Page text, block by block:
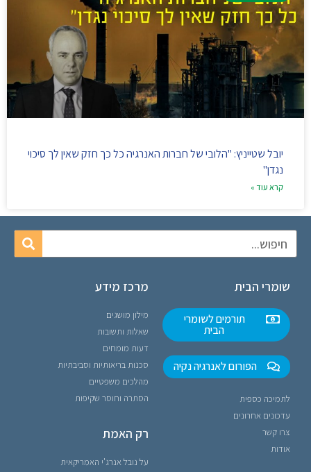
יובל שטייניץ: "הלובי של חברות האנרגיה כל כך חזק שאין לך סיכוי
נגדן"
קרא עוד »
שומרי הבית
תורמים לשומרי
הבית
הפורום לאנרגיה נקיה
לתמיכה כספית
עדכונים אחרונים
צרו קשר
אודות
מרכז מידע
מילון מושגים
שאלות ותשובות
דעות מומחים
סכנות בריאותיות וסביבתיות
מהלכים משפטיים
הסתרה וחוסר שקיפות
רק האמת
על נובל אנרג'י האמריקאית